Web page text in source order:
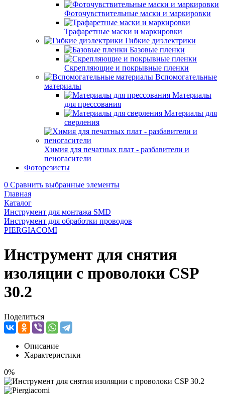
Фоточувствительные маски и маркировки
Трафаретные маски и маркировки
Гибкие диэлектрики
Базовые пленки
Скрепляющие и покрывные пленки
Вспомогательные
материалы
Материалы
для прессования
Материалы для
сверления
Химия для печатных плат - разбавители и
пеногасители
Фоторезисты
0 Сравнить выбранные элементы
Главная
Каталог
Инструмент для монтажа SMD
Инструмент для обработки проводов
PIERGIACOMI
Инструмент для снятия
изоляции с проволоки CSP
30.2
Поделиться
Описание
Характеристики
0%